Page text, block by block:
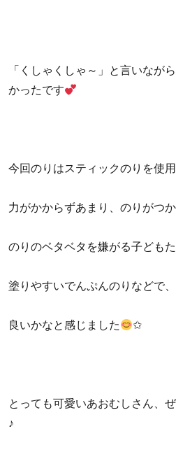
「くしゃくしゃ～」と言いなが
かったです
今回のりはスティックのりを使用
力がかからずあまり、のりがつか
のりのベタベタを嫌がる子ども
塗りやすいでんぷんのりなどで
良いかなと感じました ✩
とっても可愛いあおむしさん、
♪